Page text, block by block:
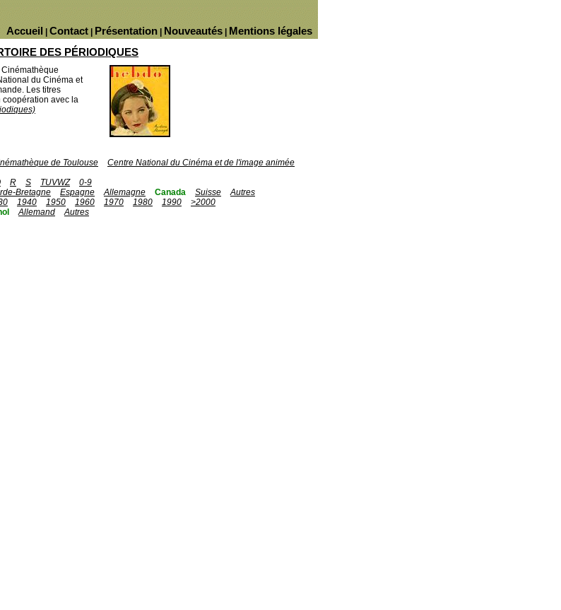
Mentions légales
Nouveautés
Présentation
Contact
Accueil
DES PÉRIODIQUES
du Cinéma et
Les titres
coopération avec la
de Toulouse
Centre National du Cinéma et de l'image animée
R S TUVWZ
0-9
Bretagne Espagne Allemagne Canada Suisse
Autres
1940 1950 1960 1970 1980 1990
>2000
Allemand
Autres